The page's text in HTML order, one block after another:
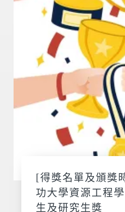
[得獎名單及頒獎
功大學資源工程
生及研究生獎